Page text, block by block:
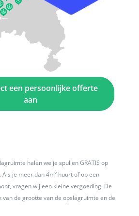
een persoonlijke offerte
aan
halen we je spullen GRATIS op
je meer dan 4m² huurt of op een
vragen wij een kleine vergoeding. De
van de grootte van de opslagruimte en de